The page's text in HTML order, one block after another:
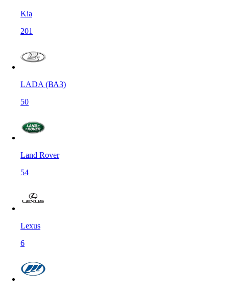
Kia
201
LADA (ВАЗ)
50
Land Rover
54
Lexus
6